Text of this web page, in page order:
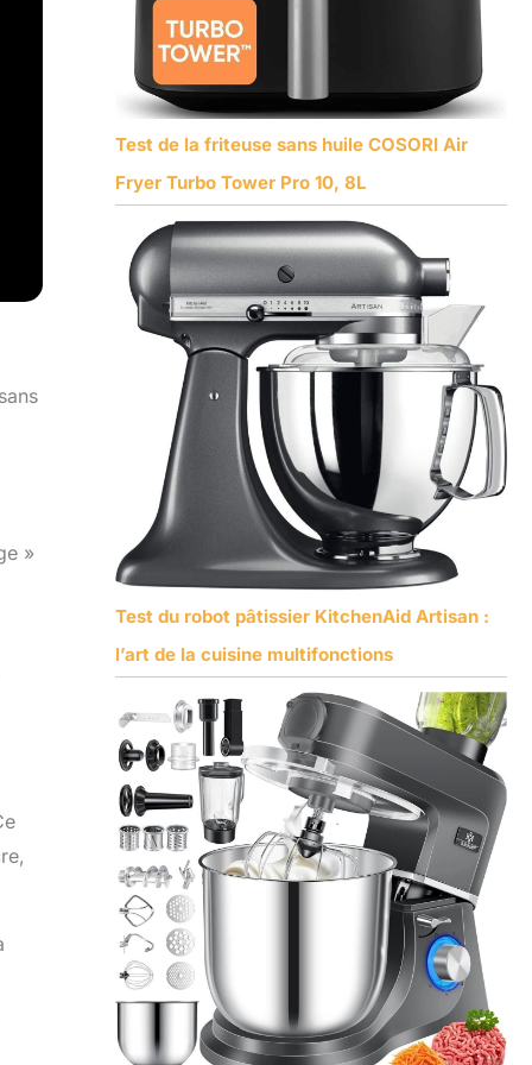
»
Test de la friteuse sans huile COSORI Air
Fryer Turbo Tower Pro 10, 8L
Test du robot pâtissier KitchenAid Artisan :
l’art de la cuisine multifonctions